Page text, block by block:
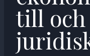
till och